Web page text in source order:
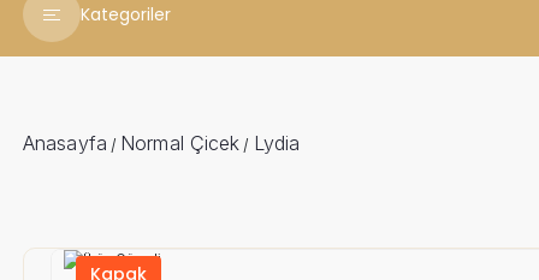
Kategoriler
Babaya
Ferforjeler
Anasayfa / Normal Çicek / Lydia
Kapak